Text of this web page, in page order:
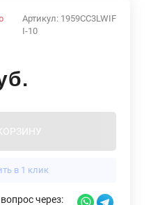
Артикул: 1959CC3LWIF
I-10
в 1 клик
через: